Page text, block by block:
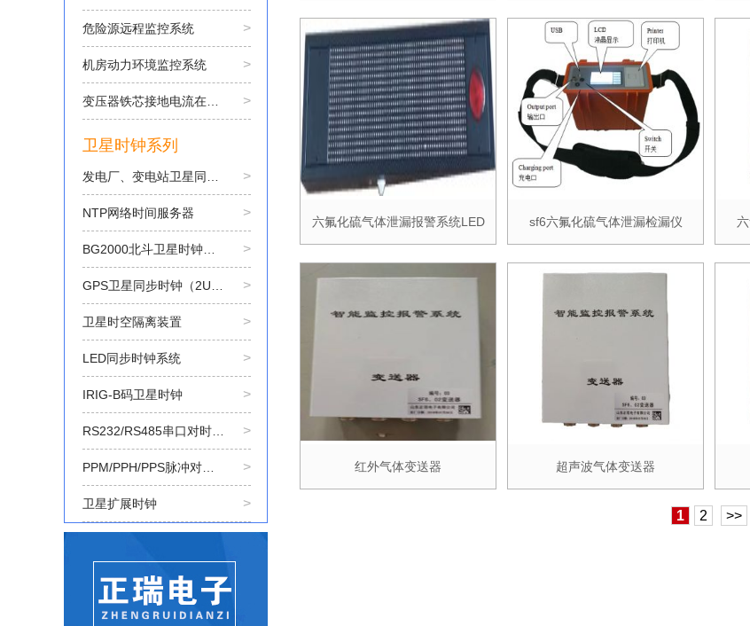
危险源远程监控系统 >
机房动力环境监控系统 >
>
卫星时钟系列
>
NTP网络时间服务器 >
>
>
卫星时空隔离装置 >
LED同步时钟系统 >
IRIG-B码卫星时钟 >
>
>
卫星扩展时钟 >
六氟化硫气体泄漏报警系统LED sf6六氟化硫气体泄漏检漏仪
红外气体变送器 超声波气体变送器
1 2 >>